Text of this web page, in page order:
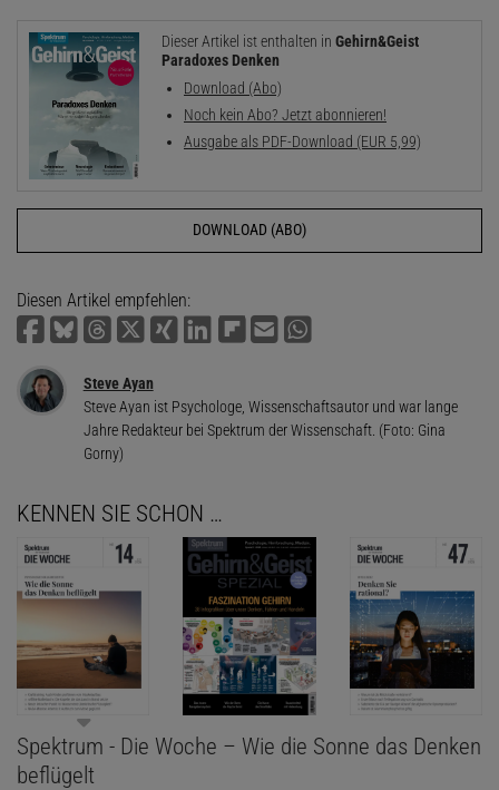
Dieser Artikel ist enthalten in Gehirn&Geist
Paradoxes Denken
Download (Abo)
Noch kein Abo? Jetzt abonnieren!
Ausgabe als PDF-Download (EUR 5,99)
DOWNLOAD (ABO)
Diesen Artikel empfehlen:
Steve Ayan
Steve Ayan ist Psychologe, Wissenschaftsautor und war lange
Jahre Redakteur bei Spektrum der Wissenschaft. (Foto: Gina
Gorny)
KENNEN SIE SCHON …
Spektrum - Die Woche – Wie die Sonne das Denken
beflügelt